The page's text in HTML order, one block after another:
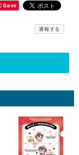
Save
通報する